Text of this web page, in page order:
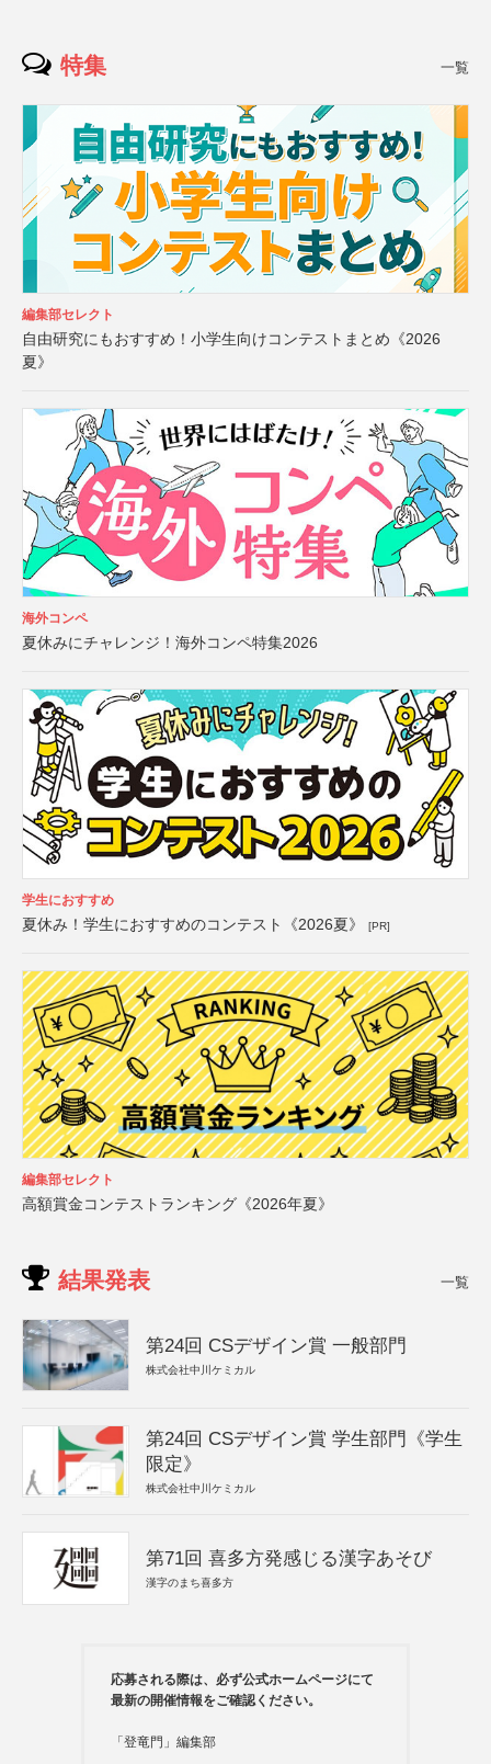
特集 一覧
編集部セレクト
自由研究にもおすすめ！小学生向けコンテストまとめ《2026
夏》
海外コンペ
夏休みにチャレンジ！海外コンペ特集2026
学生におすすめ
夏休み！学生におすすめのコンテスト《2026夏》 [PR]
編集部セレクト
高額賞金コンテストランキング《2026年夏》
結果発表 一覧
第24回 CSデザイン賞 一般部門
株式会社中川ケミカル
第24回 CSデザイン賞 学生部門《学生
限定》
株式会社中川ケミカル
第71回 喜多方発感じる漢字あそび
漢字のまち喜多方
応募される際は、必ず公式ホームページにて
最新の開催情報をご確認ください。
「登竜門」編集部